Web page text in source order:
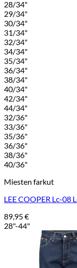
28/34"
29/34"
30/34"
31/34"
32/34"
34/34"
35/34"
36/34"
38/34"
40/34"
42/34"
44/34"
32/36"
33/36"
35/36"
36/36"
38/36"
40/36"
Miesten farkut
LEE COOPER Lc-08
89,95€
28"-44"